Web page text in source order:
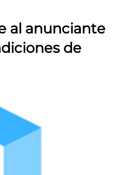
al anunciante
de